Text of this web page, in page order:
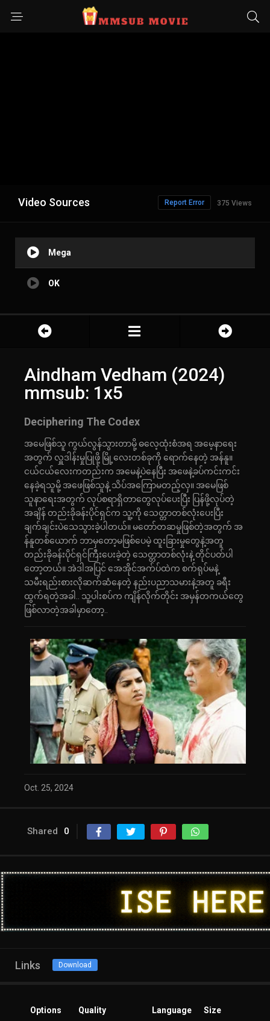
Video Sources 375 Views
Report Error
Mega
OK
Aindham Vedham (2024)
mmsub: 1x5
Deciphering The Codex
အမေဖြစ်သူ ကွယ်လွန်သွားတာမို့ ဓလေ့ထုံးစံအရ အမေ့နာရေး
အတွက် လှူဒါန်းမှုပြုဖို့ မြို့လေးတစ်ခုကို ရောက်နေတဲ့ အန်နူ။
ငယ်ငယ်လေးကတည်းက အမေနဲ့ပဲနေပြီး အဖေနဲ့ခပ်ကင်းကင်း
နေခဲ့ရသူမို့ အဖေဖြစ်သူနဲ့ သိပ်အကြောမတည့်လှ။ အမေဖြစ်
သူနာရေးအတွက် လုပ်စရာရှိတာတွေလုပ်ပေးပြီး ပြန်ဖို့လုပ်တဲ့
အချိန် တည်းခိုခန်းပိုင်ရှင်က သူ့ကို သေတ္တာတစ်လုံးပေးပြီး
ချက်ချင်းပဲသေသွားခဲ့ပါတယ်။ မတော်တဆမှုဖြစ်တဲ့အတွက် အ
န်နူတစ်ယောက် ဘာမှတော့မဖြစ်ပေမဲ့ ထူးခြားမှုတွေနဲ့အတူ
တည်းခိုခန်းပိုင်ရှင်ကြီးပေးခဲ့တဲ့ သေတ္တာတစ်လုံးနဲ့ တိုင်ပတ်ပါ
တော့တယ်။ အဲဒါအပြင် အေအိုင်အက်ပ်ထဲက စက်ရုပ်မနဲ့
သမီးရည်းစားလိုဆက်ဆံနေတဲ့ နည်းပညာသမားနဲ့အတူ ခရီး
ထွက်ရတဲ့အခါ.. သူ့ပါးစပ်က ကျိန်လိုက်တိုင်း အမှန်တကယ်တွေ
ဖြစ်လာတဲ့အခါမှာတော့..
Oct. 25, 2024
Shared 0
Links Download
Options Quality Language Size